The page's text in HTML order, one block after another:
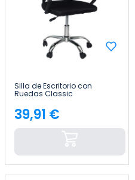
Silla de Escritorio con
Ruedas Classic
Precio
39,91 €